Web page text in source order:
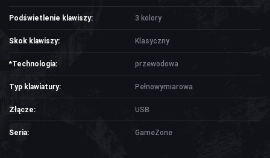
HUBY USB
CZYTNIK KART
HOBBY & TRAVEL
NAMIOTY I MATY
PRYSZNICE TURYSTYCZNE
NARZĘDZIA
Podświetlenie klawiszy: 3 kolory
Skok klawiszy: Klasyczny
*Technologia: przewodowa
Typ klawiatury: Pełnowymiarowa
Złącze: USB
Seria: GameZone